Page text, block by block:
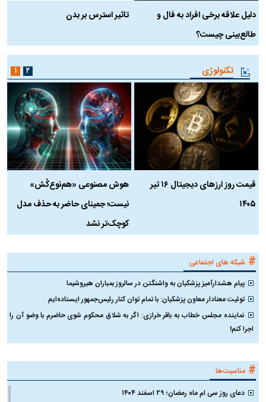
دلیل علاقه برخی افراد به فال و
طالع‌بینی چیست؟
تاثیر استرس بر بدن
تکنولوژی
قیمت روز ارز‌های دیجیتال ۱۶ تیر
۱۴۰۵
هوش مصنوعی «هم‌نوع‌کُش»
نیست؛ جمینای حاضر به حذف مدل
کوچک‌تر نشد
۱ ۲
# شبکه های اجتماعی
پیام هشدارآمیز پزشکیان به واشنگتن در سالروز بمباران هیروشیما
توئیت معنادار معاون پزشکیان: با تمام توان کنار رئیس‌جمهور ایستاده‌ایم
نماینده مجلس خطاب به باقر خرازی: اگر به شلاق محکوم شوی حاضرم با وضو آن را
اجرا کنم!
# مناسبت‌ها
دعای روز سی ام ماه رمضان؛ ۲۹ اسفند ۱۴۰۴